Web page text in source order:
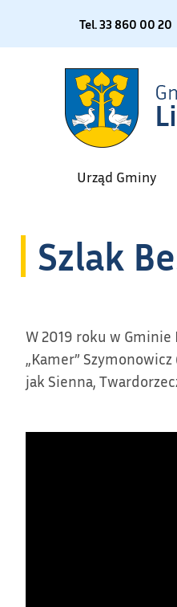
Tel. 33 860 00 20
Urząd Gminy
Szlak
W 2019 roku w
„Kamer”
jak Sienna,